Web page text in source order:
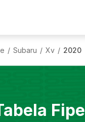
/ Subaru / Xv / 2020
Fipe